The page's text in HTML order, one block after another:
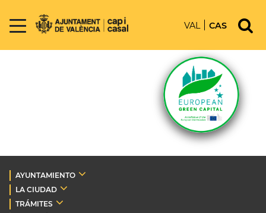
VAL CAS
AYUNTAMIENTO
LA CIUDAD
TRÁMITES